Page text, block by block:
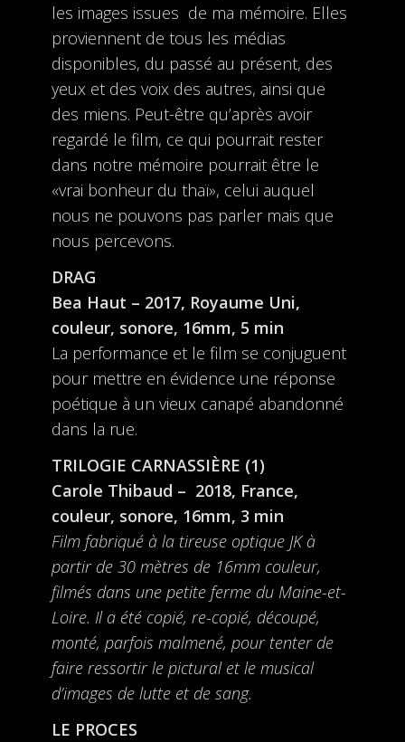
les images issues de ma mémoire. Elles
proviennent de tous les médias
disponibles, du passé au présent, des
yeux et des voix des autres, ainsi que
des miens. Peut-être qu’après avoir
regardé le film, ce qui pourrait rester
dans notre mémoire pourrait être le
«vrai bonheur du thaï», celui auquel
nous ne pouvons pas parler mais que
nous percevons.
DRAG
Bea Haut – 2017, Royaume Uni,
couleur, sonore, 16mm, 5 min
La performance et le film se conjuguent
pour mettre en évidence une réponse
poétique à un vieux canapé abandonné
dans la rue.
TRILOGIE CARNASSIÈRE (1)
Carole Thibaud – 2018, France,
couleur, sonore, 16mm, 3 min
Film fabriqué à la tireuse optique JK à
partir de 30 mètres de 16mm couleur,
filmés dans une petite ferme du Maine-et-
Loire. Il a été copié, re-copié, découpé,
monté, parfois malmené, pour tenter de
faire ressortir le pictural et le musical
d’images de lutte et de sang.
LE PROCES